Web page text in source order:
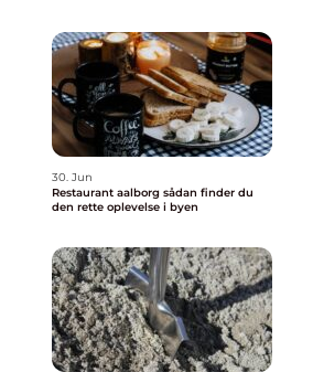
30. Jun
Restaurant aalborg sådan finder du
den rette oplevelse i byen